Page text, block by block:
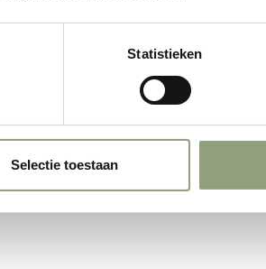
Statistieken
Selectie toestaan